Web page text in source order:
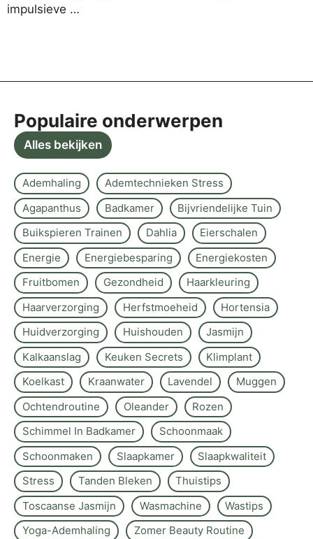
impulsieve …
Populaire onderwerpen
Alles bekijken
Ademhaling
Ademtechnieken Stress
Agapanthus
Badkamer
Bijvriendelijke Tuin
Buikspieren Trainen
Dahlia
Eierschalen
Energie
Energiebesparing
Energiekosten
Fruitbomen
Gezondheid
Haarkleuring
Haarverzorging
Herfstmoeheid
Hortensia
Huidverzorging
Huishouden
Jasmijn
Kalkaanslag
Keuken Secrets
Klimplant
Koelkast
Kraanwater Lavendel
Muggen
Ochtendroutine
Oleander
Rozen
Schimmel In Badkamer
Schoonmaak
Schoonmaken
Slaapkamer
Slaapkwaliteit
Stress
Tanden Bleken
Thuistips
Toscaanse Jasmijn
Wasmachine
Wastips
Yoga-Ademhaling
Zomer Beauty Routine